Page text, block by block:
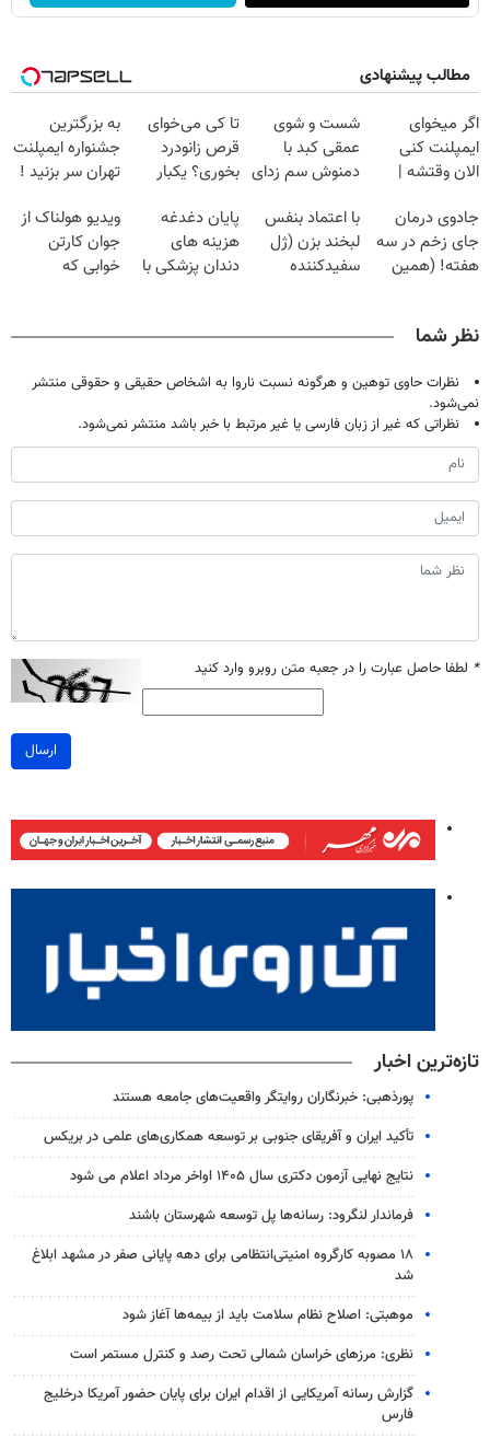
مطالب پیشنهادی
اگر میخوای
ایمپلنت کنی
الان وقتشه |
میلیون تومان!!!
شست و شوی
عمقی کبد با
دمنوش سم زدای
تا کی می‌خوای
قرص زانودرد
بخوری؟ یکبار
کن
به بزرگترین
جشنواره ایمپلنت
تهران سر بزنید !
میلیون !
جادوی درمان
جای زخم در سه
هفته! (همین
با اعتماد بنفس
لبخند بزن (ژل
سفیدکننده
پایان دغدغه
هزینه های
دندان پزشکی با
ویدیو هولناک از
جوان کارتن
خوابی که
نظر شما
نظرات حاوی توهین و هرگونه نسبت ناروا به اشخاص حقیقی و حقوقی منتشر
نمی‌شود.
نظراتی که غیر از زبان فارسی یا غیر مرتبط با خبر باشد منتشر نمی‌شود.
* لطفا حاصل عبارت را در جعبه متن روبرو وارد کنید
ارسال
تازه‌ترین اخبار
پورذهبی: خبرنگاران روایتگر واقعیت‌های جامعه‌ هستند
تأکید ایران و آفریقای جنوبی بر توسعه همکاری‌های علمی در بریکس
نتایج نهایی آزمون دکتری سال ۱۴۰۵ اواخر مرداد اعلام می شود
فرماندار لنگرود: رسانه‌ها پل توسعه شهرستان باشند
۱۸ مصوبه کارگروه امنیتی‌انتظامی برای دهه پایانی صفر در مشهد ابلاغ
شد
موهبتی: اصلاح نظام سلامت باید از بیمه‌ها آغاز شود
نظری: مرزهای خراسان شمالی تحت رصد و کنترل مستمر است
گزارش رسانه آمریکایی از اقدام ایران برای پایان حضور آمریکا درخلیج
فارس